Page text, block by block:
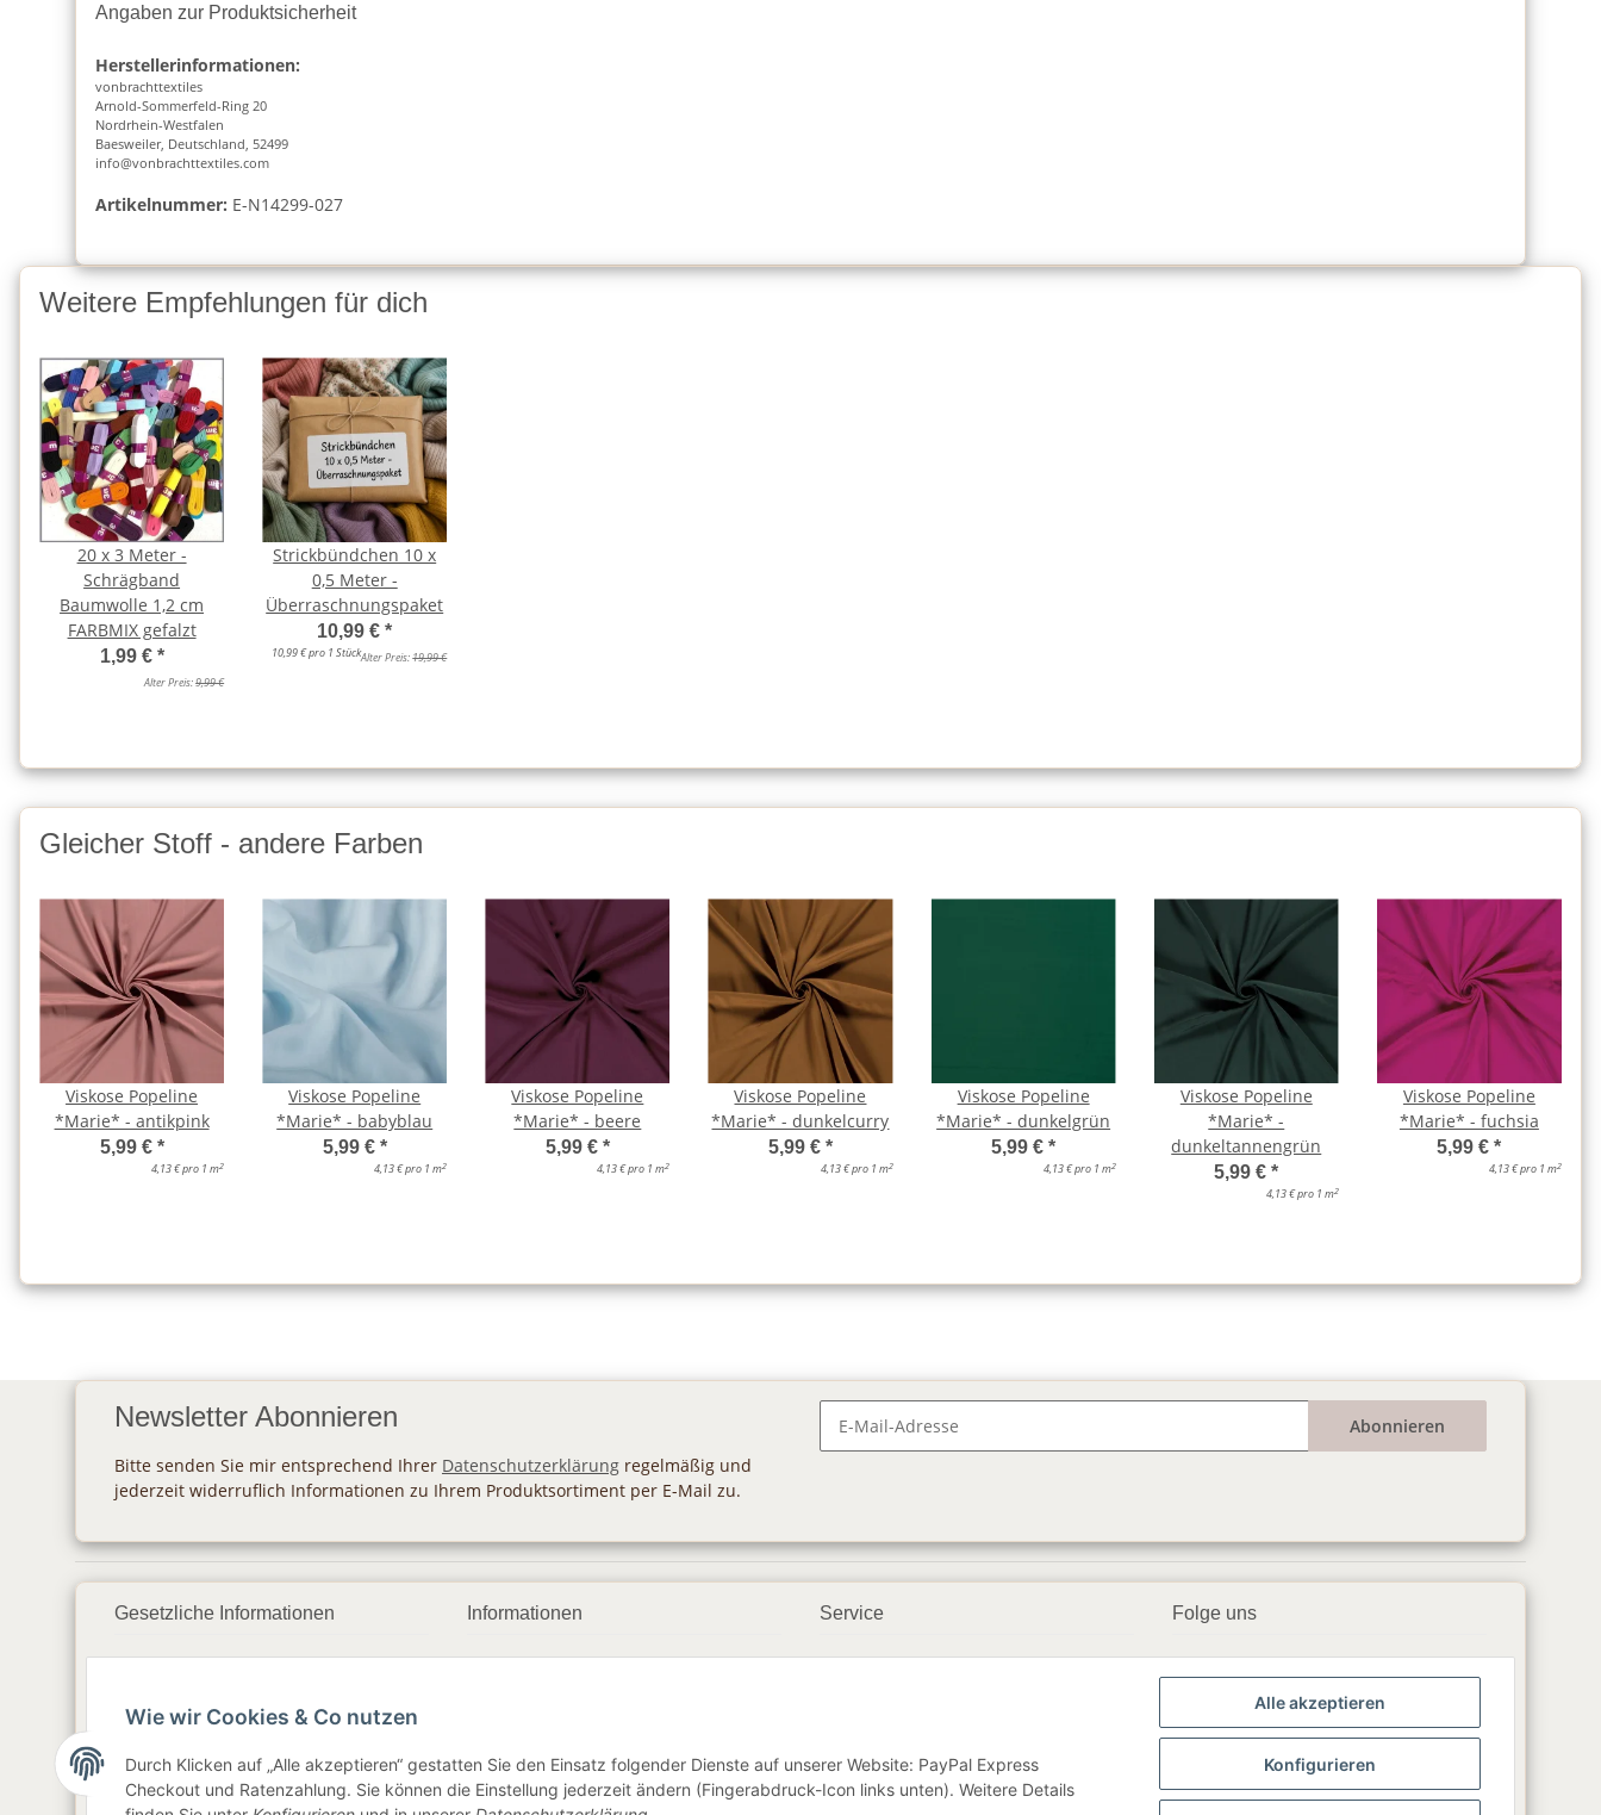
Angaben zur Produktsicherheit
Herstellerinformationen:
vonbrachttextiles
Arnold-Sommerfeld-Ring 20
Nordrhein-Westfalen
Baesweiler, Deutschland, 52499
info@vonbrachttextiles.com
Artikelnummer: E-N14299-027
Weitere Empfehlungen für dich
20 x 3 Meter -
Schrägband
Baumwolle 1,2 cm
FARBMIX gefalzt
1,99 € *
Alter Preis:9,99 €
Strickbündchen 10 x
0,5 Meter -
Überraschnungspaket
10,99 €*
10,99 € pro 1 StückAlter Preis:19,99 €
Gleicher Stoff - andere Farben
Viskose Popeline
*Marie* - antikpink
5,99 € *
4,13 € pro 1 m2
Viskose Popeline
*Marie* - babyblau
5,99 € *
4,13 € pro 1 m2
Viskose Popeline
*Marie* - beere
5,99 € *
4,13 € pro 1 m2
Viskose Popeline
*Marie* - dunkelcurry
5,99 € *
4,13 € pro 1 m2
Viskose Popeline
*Marie* - dunkelgrün
5,99 €*
4,13 € pro 1 m2
Viskose Popeline
*Marie* -
dunkeltannengrün
5,99 €*
4,13 € pro 1 m2
Viskose Popeline
*Marie* - fuchsia
5,99 €*
4,13 € pro 1 m2
Newsletter Abonnieren
Bitte senden Sie mir entsprechend Ihrer Datenschutzerklärung regelmäßig und
jederzeit widerruflich Informationen zu Ihrem Produktsortiment per E-Mail zu.
Abonnieren
Gesetzliche Informationen
AGB
Sitemap
Impressum
Informationen
Newsletter
Service Folge uns
▶️ YouTube
📸 Instagram
Wie wir Cookies & Co nutzen
Durch Klicken auf „Alle akzeptieren“ gestatten Sie den Einsatz folgender Dienste auf unserer Website: PayPal Express
Checkout und Ratenzahlung. Sie können die Einstellung jederzeit ändern (Fingerabdruck-Icon links unten). Weitere Details
Alle akzeptieren
Konfigurieren